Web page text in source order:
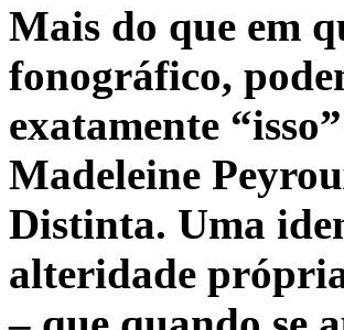
Mais do que em
fonográfico,
exatamente
Madeleine
Distinta. Uma
alteridade